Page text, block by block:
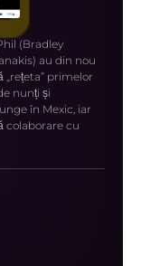
(Bradley
au din nou
primelor
nunți și
în Mexic, iar
colaborare cu